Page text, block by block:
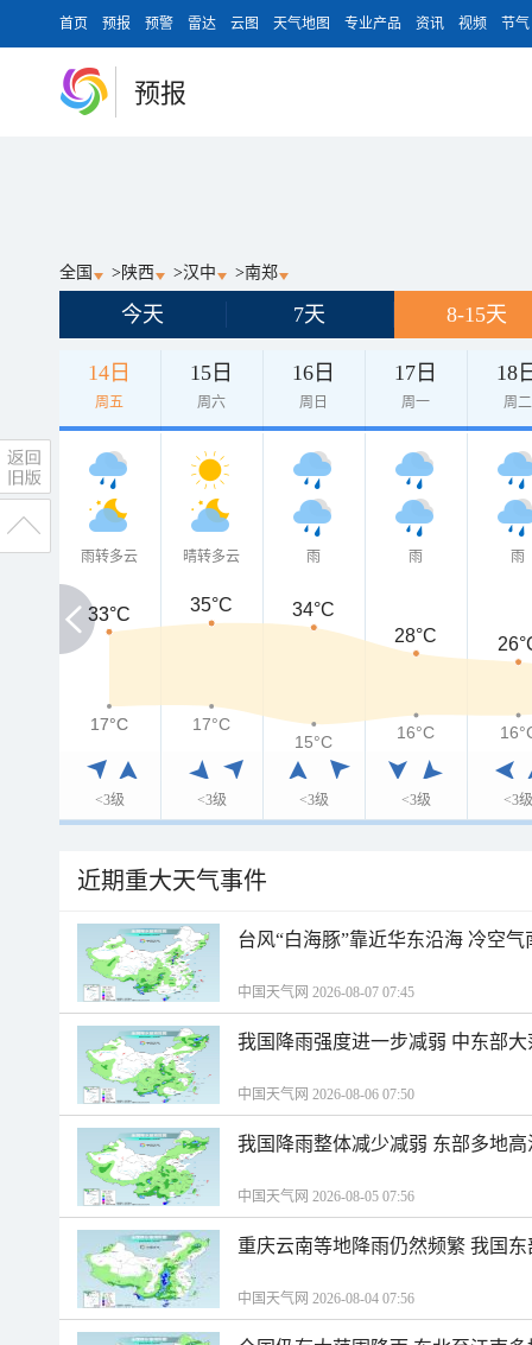
首页 预报 预警 雷达 云图 天气地图 专业产品 资讯 视频 节气
预报
全国 > 陕西 >汉中 >南郑
今天 7天 8-15天
14日
周五
15日
周六
16日
周日
17日
周一
18
周二
雨转多云
<3级
晴转多云
<3级
雨
<3级
雨
<3级
雨
<3级
33°C
33°C 35°C
34°C
28°C
17°C
17°C
17°C
15°C
16°C
近期重大天气事件
台风“白海豚”靠近华东沿海 冷空
中国天气网 2026-08-07 07:45
我国降雨强度进一步减弱 中东部
中国天气网 2026-08-06 07:50
我国降雨整体减少减弱 东部多地
中国天气网 2026-08-05 07:56
重庆云南等地降雨仍然频繁 我国
中国天气网 2026-08-04 07:56